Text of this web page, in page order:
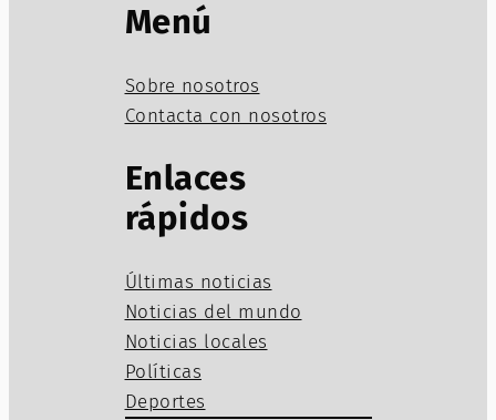
Menú
Sobre nosotros
Contacta con nosotros
Enlaces
rápidos
Últimas noticias
Noticias del mundo
Noticias locales
Políticas
Deportes